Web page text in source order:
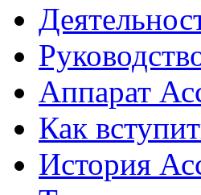
Аппарат
Как
История